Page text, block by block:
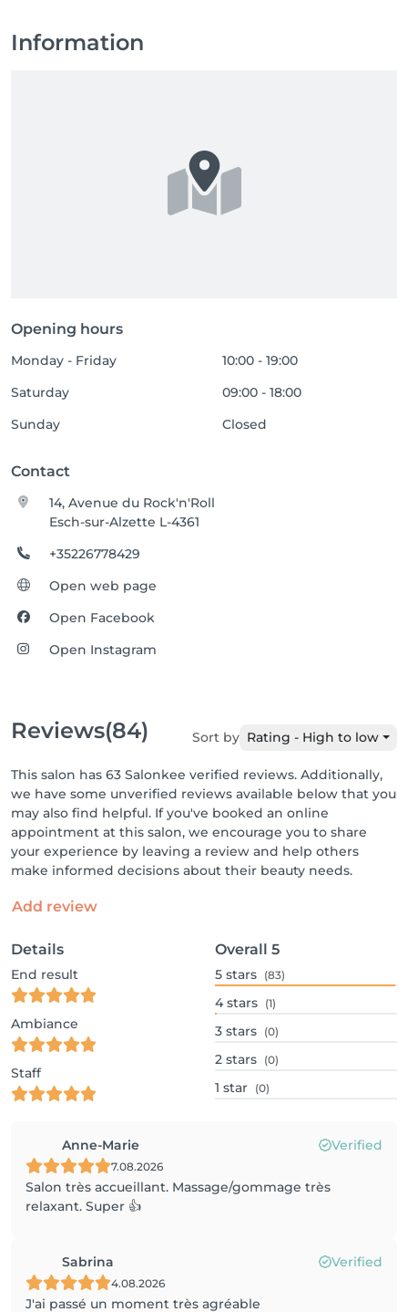
Information
Opening hours
Monday - Friday
10:00 - 19:00
Saturday
09:00 - 18:00
Sunday
Closed
Contact
14, Avenue du Rock'n'Roll
Esch-sur-Alzette L-4361
+35226778429
Open web page
Open Facebook
Open Instagram
Reviews(84) Sort by Rating - High to low
This salon has 63 Salonkee verified reviews. Additionally,
we have some unverified reviews available below that you
may also find helpful. If you've booked an online
appointment at this salon, we encourage you to share
your experience by leaving a review and help others
make informed decisions about their beauty needs.
Add review
Details
End result
Ambiance
Staff
Overall 5
5 stars (83)
4 stars (1)
3 stars (0)
2 stars (0)
1 star (0)
Anne-Marie Verified
7.08.2026
Salon très accueillant. Massage/gommage très
relaxant. Super 👍
Sabrina Verified
4.08.2026
J'ai passé un moment très agréable